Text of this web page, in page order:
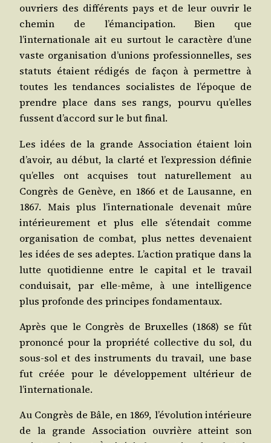
ouvriers des dif­fé­rents pays et de leur ouvrir le
che­min de l’émancipation. Bien que
l’internationale ait eu sur­tout le carac­tère d’une
vaste orga­ni­sa­tion d’unions pro­fes­sion­nelles, ses
sta­tuts étaient rédi­gés de façon à per­mettre à
toutes les ten­dances socia­listes de l’époque de
prendre place dans ses rangs, pour­vu qu’elles
fussent d’accord sur le but final.
Les idées de la grande Asso­cia­tion étaient loin
d’avoir, au début, la clar­té et l’expression défi­nie
qu’elles ont acquises tout natu­rel­le­ment au
Congrès de Genève, en 1866 et de Lau­sanne, en
1867. Mais plus l’internationale deve­nait mûre
inté­rieu­re­ment et plus elle s’étendait comme
orga­ni­sa­tion de com­bat, plus nettes deve­naient
les idées de ses adeptes. L’action pra­tique dans la
lutte quo­ti­dienne entre le capi­tal et le tra­vail
condui­sait, par elle-même, à une intel­li­gence
plus pro­fonde des prin­cipes fondamentaux.
Après que le Congrès de Bruxelles (1868) se fût
pro­non­cé pour la pro­prié­té col­lec­tive du sol, du
sous-sol et des ins­tru­ments du tra­vail, une base
fut créée pour le déve­lop­pe­ment ulté­rieur de
l’internationale.
Au Congrès de Bâle, en 1869, l’évolution inté­rieure
de la grande Asso­cia­tion ouvrière atteint son